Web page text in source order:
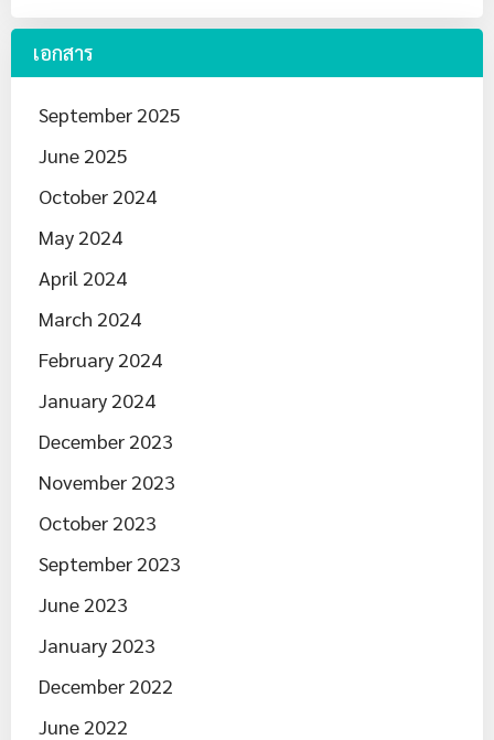
เอกสาร
September 2025
June 2025
October 2024
May 2024
April 2024
March 2024
February 2024
January 2024
December 2023
November 2023
October 2023
September 2023
June 2023
January 2023
December 2022
June 2022